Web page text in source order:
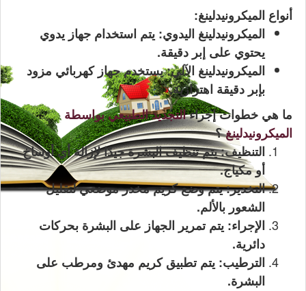
أنواع الميكرونيدلينغ:
الميكرونيدلينغ اليدوي: يتم استخدام جهاز يدوي
يحتوي على إبر دقيقة.
الميكرونيدلينغ الآلي: يستخدم جهاز كهربائي مزود
بإبر دقيقة اهتزازية.
ما هي خطوات إجراءالتجديد الطبيعي بواسطة
الميكرونيدلينغ؟
التنظيف: يتم تنظيف البشرة جيدًا لإزالة أي أوساخ
أو مكياج.
التخدير: يتم وضع كريم مخدر موضعي لتقليل
الشعور بالألم.
الإجراء: يتم تمرير الجهاز على البشرة بحركات
دائرية.
الترطيب: يتم تطبيق كريم مهدئ ومرطب على
البشرة.